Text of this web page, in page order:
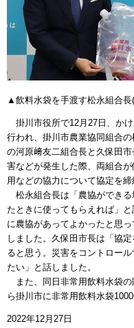
▲飲料水袋を手渡す松永組合長
掛川市役所で12月27日、か
行われ、掛川市農業協同組合
の河原﨑友二組合長と久保田
害などが発生した際、両組合
用などの協力について協定を締
松永組合長は「農協ができる
たときに使ってもらえれば」
に農協があってよかったと思
しました。久保田市長は「協
ると思う。災害をコントロー
たい」と話しました。
また、同日非常用飲料水袋
ら掛川市に非常用飲料水袋
2022年12月27日